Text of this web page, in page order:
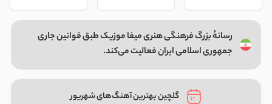
رسانهٔ بزرگ فرهنگی هنری میفا موزیک طبق قوانین جاری
جمهوری اسلامی ایران فعالیت می‌کند.
گلچین بهترین آهنگ‌های شهریور